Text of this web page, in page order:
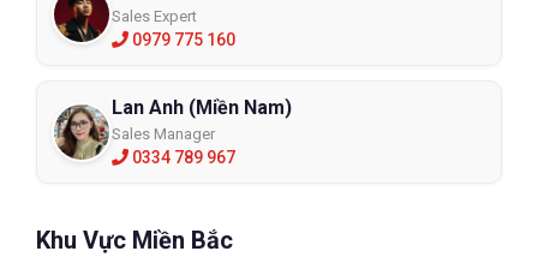
Sales Expert
0979 775 160
Lan Anh (Miền Nam)
Sales Manager
0334 789 967
Khu Vực Miền Bắc